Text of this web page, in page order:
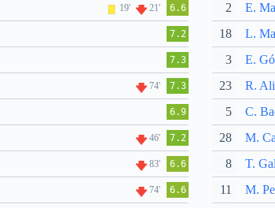
19' 21' 6.6
7.2
7.3
74' 7.3
6.9
46' 7.2
83' 6.6
74' 6.6
2 E.
18 L.
3 E.
23 R.
5 C.
28 M.
8 T.
11 M.